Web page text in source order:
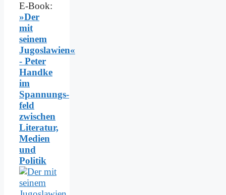
E-Book:
»Der
mit
seinem
Jugoslawien«
- Peter
Handke
im
Spannungs­
feld
zwischen
Literatur,
Medien
und
Politik